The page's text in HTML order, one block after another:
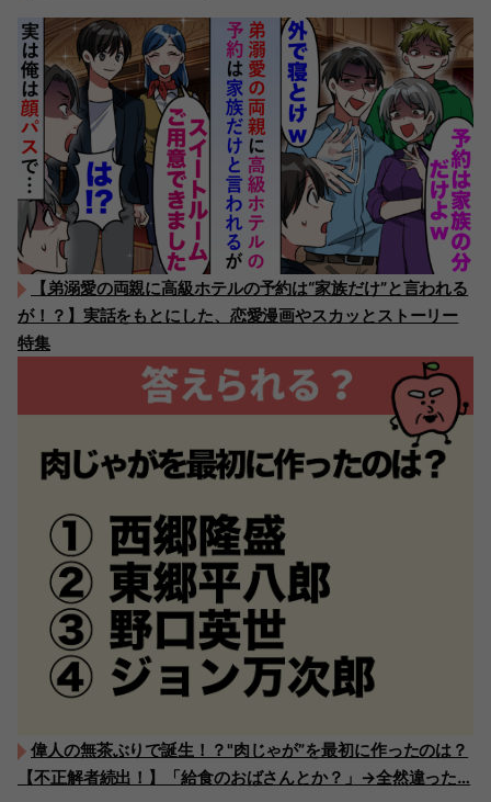
【弟溺愛の両親に高級ホテルの予約は“家族だけ”と言われる
が！？】実話をもとにした、恋愛漫画やスカッとストーリー
特集
偉人の無茶ぶりで誕生！？"肉じゃが”を最初に作ったのは？
【不正解者続出！】「給食のおばさんとか？」→全然違った…